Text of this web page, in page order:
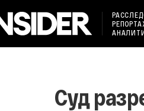
Суд